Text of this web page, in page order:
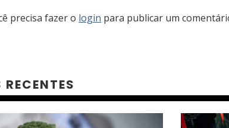
precisa fazer o login para publicar um